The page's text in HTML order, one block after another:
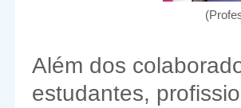
Além dos
estudantes,